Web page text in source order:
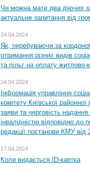
Чи можна мати два діючих
актуальне запитання від
24.04.2024
Як, перебуваючи за
отримання різних видів
та пільг на оплату
24.04.2024
Інформація управління
комітету Київської
заяви та черговість надання
інвалідністю відповідно
редакції постанови КМУ
17.04.2024
Коли видається ID-картка